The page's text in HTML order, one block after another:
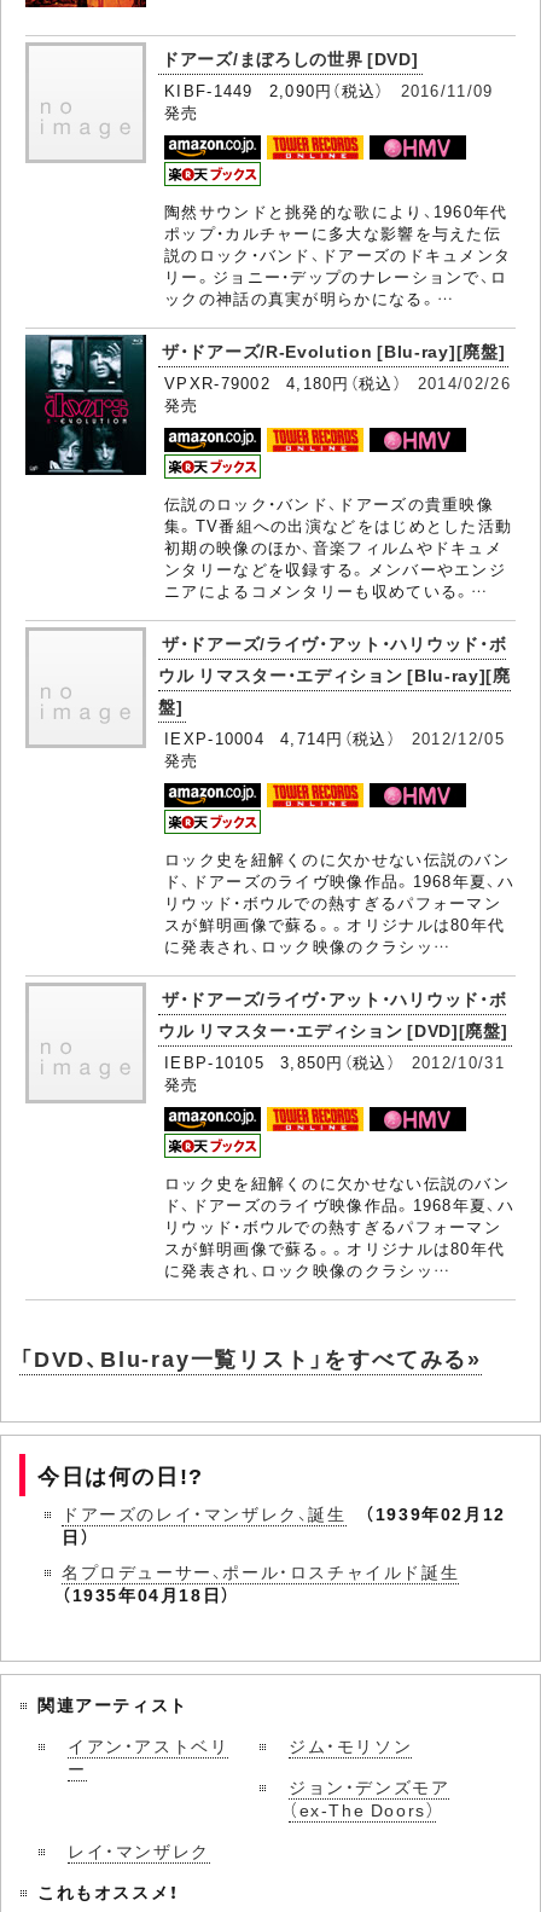
ドアーズ/まぼろしの世界 [DVD]
KIBF-1449 2,090円（税込） 2016/11/09
発売
陶然サウンドと挑発的な歌により、1960年代
ポップ・カルチャーに多大な影響を与えた伝
説のロック・バンド、ドアーズのドキュメンタ
リー。ジョニー・デップのナレーションで、ロ
ックの神話の真実が明らかになる。…
ザ・ドアーズ/R-Evolution [Blu-ray][廃盤]
VPXR-79002 4,180円（税込） 2014/02/26
発売
伝説のロック・バンド、ドアーズの貴重映像
集。TV番組への出演などをはじめとした活動
初期の映像のほか、音楽フィルムやドキュメ
ンタリーなどを収録する。メンバーやエンジ
ニアによるコメンタリーも収めている。…
ザ・ドアーズ/ライヴ・アット・ハリウッド・ボ
ウル リマスター・エディション [Blu-ray][廃
盤]
IEXP-10004 4,714円（税込） 2012/12/05
発売
ロック史を紐解くのに欠かせない伝説のバン
ド、ドアーズのライヴ映像作品。1968年夏、ハ
リウッド・ボウルでの熱すぎるパフォーマン
スが鮮明画像で蘇る。。オリジナルは80年代
に発表され、ロック映像のクラシッ…
ザ・ドアーズ/ライヴ・アット・ハリウッド・ボ
ウル リマスター・エディション [DVD][廃盤]
IEBP-10105 3,850円（税込） 2012/10/31
発売
ロック史を紐解くのに欠かせない伝説のバン
ド、ドアーズのライヴ映像作品。1968年夏、ハ
リウッド・ボウルでの熱すぎるパフォーマン
スが鮮明画像で蘇る。。オリジナルは80年代
に発表され、ロック映像のクラシッ…
「DVD、Blu-ray一覧リスト」をすべてみる»
今日は何の日!?
ドアーズのレイ・マンザレク、誕生
（1939年02月12
日）
名プロデューサー、ポール・ロスチャイルド誕生
（1935年04月18日）
関連アーティスト
イアン・アストベリ
ー
ジム・モリソン
ジョン・デンズモア
（ex-The Doors）
レイ・マンザレク
これもオススメ！